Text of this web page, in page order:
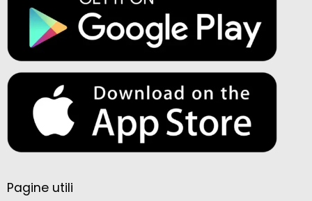
Pagine utili